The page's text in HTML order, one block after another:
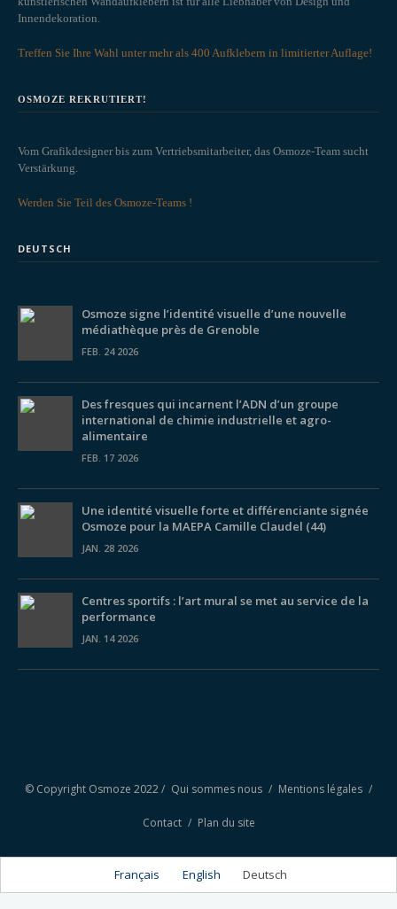
Innendekoration.
Treffen Sie Ihre Wahl unter mehr als 400 Aufklebern in limitierter Auflage!
OSMOZE REKRUTIERT!
Vom Grafikdesigner bis zum Vertriebsmitarbeiter, das Osmoze-Team sucht
Verstärkung.
Werden Sie Teil des Osmoze-Teams !
DEUTSCH
Osmoze signe l’identité visuelle d’une nouvelle
médiathèque près de Grenoble
FEB. 24 2026
Des fresques qui incarnent l’ADN d’un groupe
international de chimie industrielle et agro-
alimentaire
FEB. 17 2026
Une identité visuelle forte et différenciante signée
Osmoze pour la MAEPA Camille Claudel (44)
JAN. 28 2026
Centres sportifs : l’art mural se met au service de la
performance
JAN. 14 2026
© Copyright Osmoze 2022 / Qui sommes nous / Mentions légales /
Contact / Plan du site
Français English Deutsch